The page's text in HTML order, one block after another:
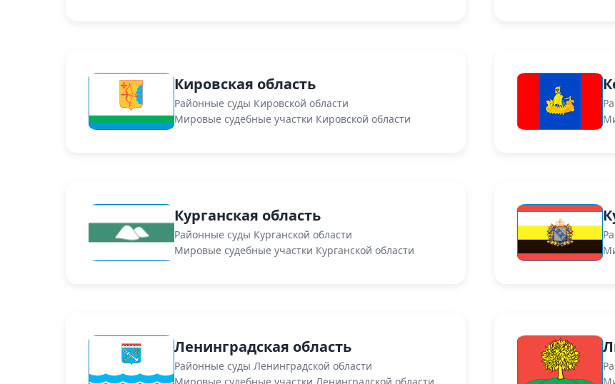
Кировская область
Районные суды Кировской области
Мировые судебные участки Кировской области
Курганская область
Районные суды Курганской области
Мировые судебные участки Курганской области
Ленинградская область
Районные суды Ленинградской области